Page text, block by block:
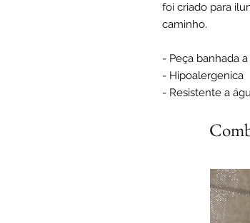
foi criado para
caminho.
- Peça banhada
- Hipoalergenica
- Resistente a